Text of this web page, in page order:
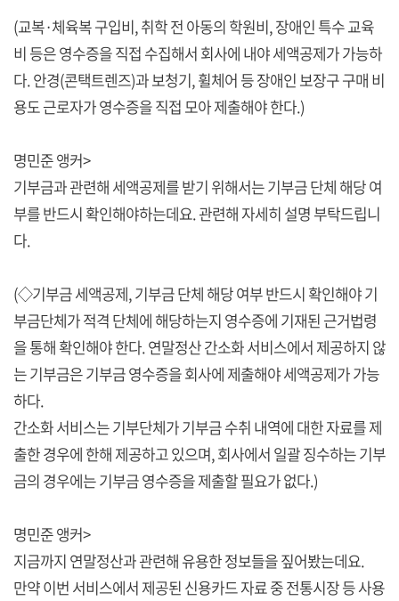
(교복·체육복 구입비, 취학 전 아동의 학원비, 장애인 특수 교육
비 등은 영수증을 직접 수집해서 회사에 내야 세액공제가 가능하
다. 안경(콘택트렌즈)과 보청기, 휠체어 등 장애인 보장구 구매 비
용도 근로자가 영수증을 직접 모아 제출해야 한다.)
명민준 앵커>
기부금과 관련해 세액공제를 받기 위해서는 기부금 단체 해당 여
부를 반드시 확인해야하는데요. 관련해 자세히 설명 부탁드립니
다.
(◇기부금 세액공제, 기부금 단체 해당 여부 반드시 확인해야 기
부금단체가 적격 단체에 해당하는지 영수증에 기재된 근거법령
을 통해 확인해야 한다. 연말정산 간소화 서비스에서 제공하지 않
는 기부금은 기부금 영수증을 회사에 제출해야 세액공제가 가능
하다.
간소화 서비스는 기부단체가 기부금 수취 내역에 대한 자료를 제
출한 경우에 한해 제공하고 있으며, 회사에서 일괄 징수하는 기부
금의 경우에는 기부금 영수증을 제출할 필요가 없다.)
명민준 앵커>
지금까지 연말정산과 관련해 유용한 정보들을 짚어봤는데요.
만약 이번 서비스에서 제공된 신용카드 자료 중 전통시장 등 사용